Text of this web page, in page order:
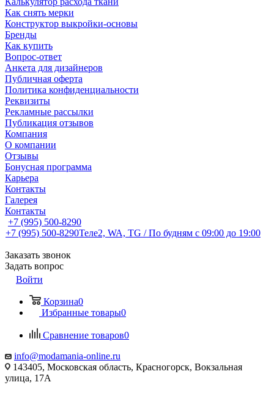
Как снять мерки
Конструктор выкройки-основы
Бренды
Как купить
Вопрос-ответ
Анкета для дизайнеров
Публичная оферта
Политика конфиденциальности
Реквизиты
Рекламные рассылки
Публикация отзывов
Компания
О компании
Отзывы
Бонусная программа
Карьера
Контакты
Галерея
Контакты
+7 (995) 500-8290
+7 (995) 500-8290Теле2, WA, TG / По будням c 09:00 до 19:00
Заказать звонок
Задать вопрос
Войти
Корзина0
Избранные товары0
Сравнение товаров0
info@modamania-online.ru
143405, Московская область, Красногорск, Вокзальная
улица, 17А